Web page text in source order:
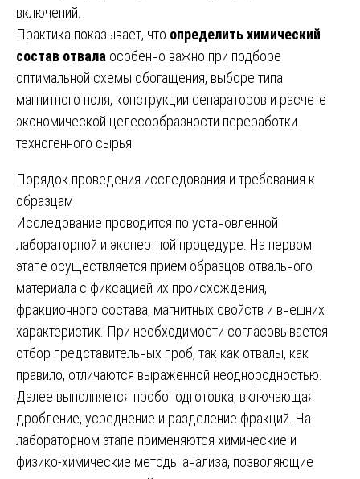
включений.
Практика показывает, что определить химический
состав отвала особенно важно при подборе
оптимальной схемы обогащения, выборе типа
магнитного поля, конструкции сепараторов и расчете
экономической целесообразности переработки
техногенного сырья.
Порядок проведения исследования и требования к
образцам
Исследование проводится по установленной
лабораторной и экспертной процедуре. На первом
этапе осуществляется прием образцов отвального
материала с фиксацией их происхождения,
фракционного состава, магнитных свойств и внешних
характеристик. При необходимости согласовывается
отбор представительных проб, так как отвалы, как
правило, отличаются выраженной неоднородностью.
Далее выполняется пробоподготовка, включающая
дробление, усреднение и разделение фракций. На
лабораторном этапе применяются химические и
физико-химические методы анализа, позволяющие